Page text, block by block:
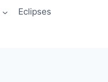
Eclipses